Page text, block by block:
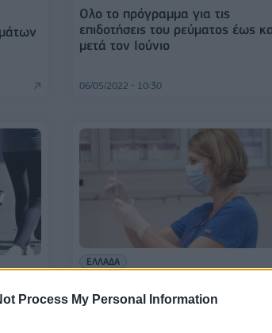
Process My Personal Information
Ολο το πρόγραμμα για τις
επιδοτήσεις του ρεύματος έως
μετά τον Ιούνιο
06/05/2022 - 10:30
ΕΛΛΑΔΑ
πλατφόρμα για την 4η δόση